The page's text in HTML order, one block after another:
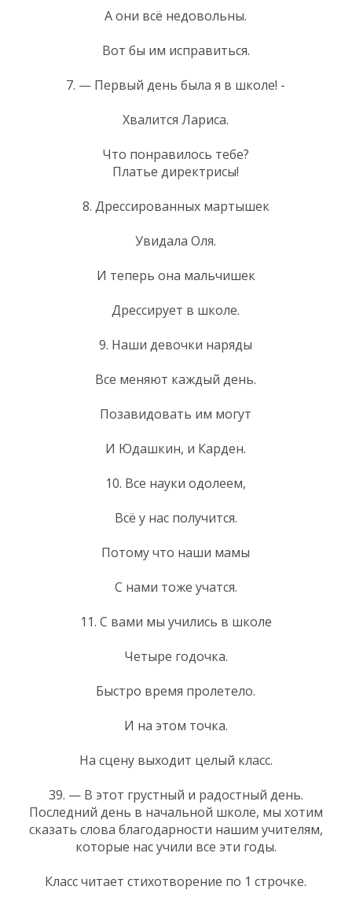
А они всё недовольны.
Вот бы им исправиться.
7. — Первый день была я в школе! -
Хвалится Лариса.
Что понравилось тебе?
Платье директрисы!
8. Дрессированных мартышек
Увидала Оля.
И теперь она мальчишек
Дрессирует в школе.
9. Наши девочки наряды
Все меняют каждый день.
Позавидовать им могут
И Юдашкин, и Карден.
10. Все науки одолеем,
Всё у нас получится.
Потому что наши мамы
С нами тоже учатся.
11. С вами мы учились в школе
Четыре годочка.
Быстро время пролетело.
И на этом точка.
На сцену выходит целый класс.
39. — В этот грустный и радостный день.
Последний день в начальной школе, мы хотим
сказать слова благодарности нашим учителям,
которые нас учили все эти годы.
Класс читает стихотворение по 1 строчке.